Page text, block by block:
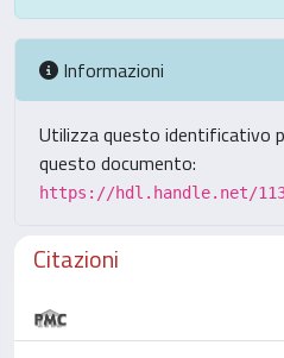
Informazioni
Utilizza questo identificativo
questo documento:
https://hdl.handle.net/
Citazioni